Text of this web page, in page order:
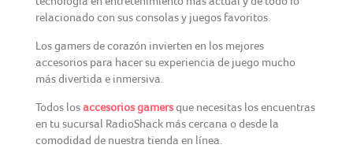
relacionado con sus consolas y juegos favoritos.
Los gamers de corazón invierten en los mejores
accesorios para hacer su experiencia de juego mucho
más divertida e inmersiva.
Todos losaccesorios gamersque necesitas los encuentras
en tu sucursal RadioShack más cercana o desde la
comodidad de nuestra tienda en línea.